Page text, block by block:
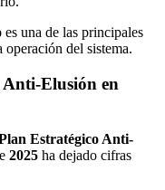
es una de las principales
operación del sistema.
Anti-Elusión en
Estratégico Anti-
2025 ha dejado cifras